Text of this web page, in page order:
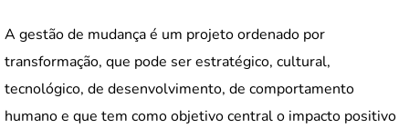
A gestão de mudança é um projeto ordenado por
transformação, que pode ser estratégico, cultural,
tecnológico, de desenvolvimento, de comportamento
humano e que tem como objetivo central o impacto positivo